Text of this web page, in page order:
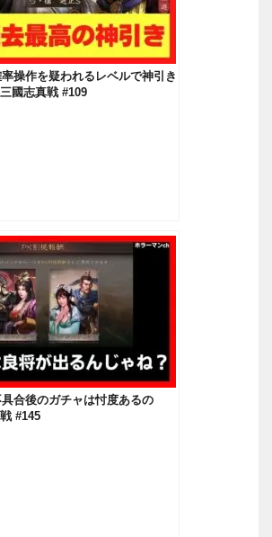
率操作を疑われるレベルで神引き
國志真戦 #109
具合後のガチャは忖度あるの
#145